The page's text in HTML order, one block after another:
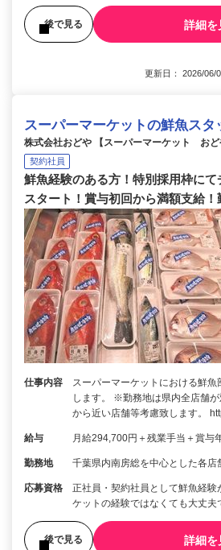
後で見る 詳細を
更新日： 2026/
スーパーマーケットの鮮魚スタ
株式会社おどや 【スーパーマーケット おど
契約社員
鮮魚経験のある方！特別採用枠に
スタート！賞与初回から満額支給！
仕事内容
スーパーマーケットにおける鮮
します。 ※勤務地は県内全店舗
から近い店舗等考慮致します。
給与 月給294,700円＋残業手当＋賞与
勤務地 千葉県内南房総を中心とした
応募資格
正社員・契約社員として鮮魚経
ケットの経験ではなくても大丈夫
後で見る 詳細を